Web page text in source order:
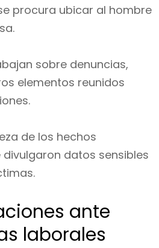
procura ubicar al hombre
sobre denuncias,
elementos reunidos
de los hechos
datos sensibles
ante
laborales